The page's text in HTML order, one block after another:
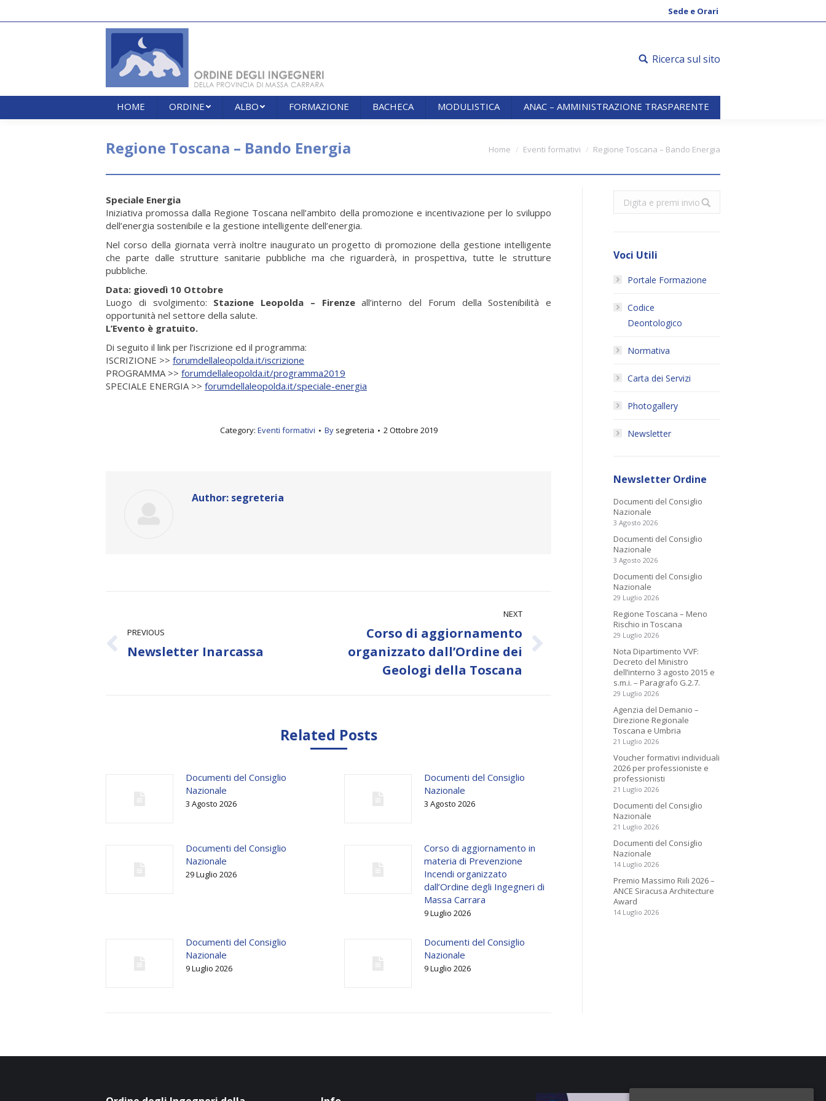
Sede e Orari
Ricerca sul sito
HOME ORDINE ALBO FORMAZIONE BACHECA MODULISTICA ANAC – AMMINISTRAZIONE TRASPARENTE
Regione Toscana – Bando Energia Home Eventi formativi Regione Toscana – Bando Energia
Speciale Energia
Iniziativa promossa dalla Regione Toscana nell’ambito della promozione e incentivazione per lo sviluppo
dell’energia sostenibile e la gestione intelligente dell’energia.
Nel corso della giornata verrà inoltre inaugurato un progetto di promozione della gestione intelligente
che parte dalle strutture sanitarie pubbliche ma che riguarderà, in prospettiva, tutte le strutture
pubbliche.
Data: giovedì 10 Ottobre
Luogo di svolgimento: Stazione Leopolda – Firenzeall’interno del Forum della Sostenibilità e
opportunità nel settore della salute.
L’Evento è gratuito.
Di seguito il link per l’iscrizione ed il programma:
ISCRIZIONE >> forumdellaleopolda.it/iscrizione
PROGRAMMA >> forumdellaleopolda.it/programma2019
SPECIALE ENERGIA >> forumdellaleopolda.it/speciale-energia
Category: Eventi formativi By segreteria 2 Ottobre 2019
Author: segreteria
PREVIOUS
Previous
Newsletter Inarcassa
NEXT
Next
post:
Corso di aggiornamento
organizzato dall’Ordine dei
Geologi della Toscana
Related Posts
Documenti del Consiglio
Nazionale
3 Agosto 2026
Documenti del Consiglio
Nazionale
3 Agosto 2026
Documenti del Consiglio
Nazionale
29 Luglio 2026
Corso di aggiornamento in
materia di Prevenzione
Incendi organizzato
dall’Ordine degli Ingegneri di
Massa Carrara
9 Luglio 2026
Documenti del Consiglio
Nazionale
9 Luglio 2026
Documenti del Consiglio
Nazionale
9 Luglio 2026
Search:
Voci Utili
Portale Formazione
Codice
Deontologico
Normativa
Carta dei Servizi
Photogallery
Newsletter
Newsletter Ordine
Documenti del Consiglio
Nazionale
3 Agosto 2026
Documenti del Consiglio
Nazionale
3 Agosto 2026
Documenti del Consiglio
Nazionale
29 Luglio 2026
Regione Toscana – Meno
Rischio in Toscana
29 Luglio 2026
Nota Dipartimento VVF:
Decreto del Ministro
dell’interno 3 agosto 2015 e
s.m.i. – Paragrafo G.2.7.
29 Luglio 2026
Agenzia del Demanio –
Direzione Regionale
Toscana e Umbria
21 Luglio 2026
Voucher formativi individuali
2026 per professioniste e
professionisti
21 Luglio 2026
Documenti del Consiglio
Nazionale
21 Luglio 2026
Documenti del Consiglio
Nazionale
14 Luglio 2026
Premio Massimo Riili 2026 –
ANCE Siracusa Architecture
Award
14 Luglio 2026
ANAC – AMMINISTRAZIONE TRASPARENTE